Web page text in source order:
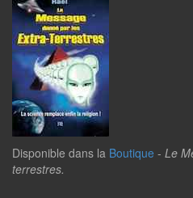
Disponible dans la Boutique - Le
terrestres.